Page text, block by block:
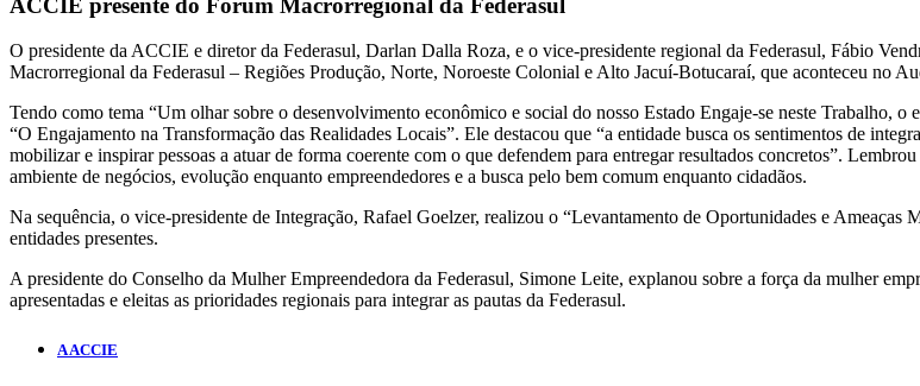
O presidente da ACCIE e diretor da Federasul, Darlan Dalla Roza, e o vice-presidente regional da Federasul, Fábio
Macrorregional da Federasul – Regiões Produção, Norte, Noroeste Colonial e Alto Jacuí-Botucaraí, que aconteceu no
Tendo como tema “Um olhar sobre o desenvolvimento econômico e social do nosso Estado Engaje-se neste Trabalho,
“O Engajamento na Transformação das Realidades Locais”. Ele destacou que “a entidade busca os sentimentos de
mobilizar e inspirar pessoas a atuar de forma coerente com o que defendem para entregar resultados concretos”.
ambiente de negócios, evolução enquanto empreendedores e a busca pelo bem comum enquanto cidadãos.
Na sequência, o vice-presidente de Integração, Rafael Goelzer, realizou o “Levantamento de Oportunidades e Ameaças
entidades presentes.
A presidente do Conselho da Mulher Empreendedora da Federasul, Simone Leite, explanou sobre a força da mulher
apresentadas e eleitas as prioridades regionais para integrar as pautas da Federasul.
A ACCIE